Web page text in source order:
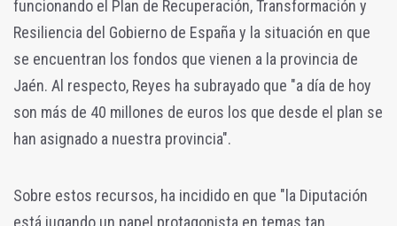
funcionando el Plan de Recuperación, Transformación y
Resiliencia del Gobierno de España y la situación en que
se encuentran los fondos que vienen a la provincia de
Jaén. Al respecto, Reyes ha subrayado que "a día de hoy
son más de 40 millones de euros los que desde el plan se
han asignado a nuestra provincia".
Sobre estos recursos, ha incidido en que "la Diputación
está jugando un papel protagonista en temas tan